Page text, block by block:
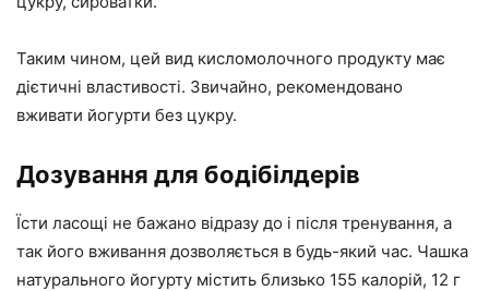
Таким чином, цей вид кисломолочного продукту має
дієтичні властивості. Звичайно, рекомендовано
вживати йогурти без цукру.
Дозування для бодібілдерів
Їсти ласощі не бажано відразу до і після тренування, а
так його вживання дозволяється в будь-який час. Чашка
натурального йогурту містить близько 155 калорій, 12 г